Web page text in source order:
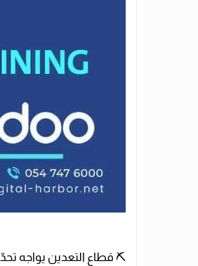
⛏️ قطاع التعدين يواجه تحدّي